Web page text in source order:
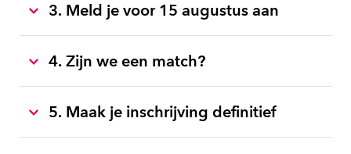
3. Meld je voor 15 augustus aan
4. Zijn we een match?
5. Maak je inschrijving definitief